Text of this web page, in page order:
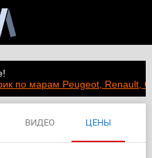
по марам Peugeot, Renault,
ВИДЕО ЦЕНЫ